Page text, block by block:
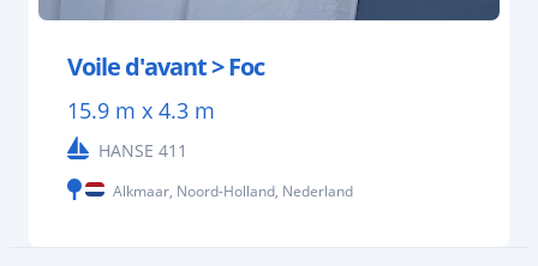
Voile d'avant > Foc
15.9 m x 4.3 m
HANSE 411
Alkmaar, Noord-Holland, Nederland